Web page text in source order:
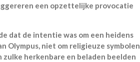
een opzettelijke provocatie
dat de intentie was om een heidens
Olympus, niet om religieuze symbolen
herkenbare en beladen beelden